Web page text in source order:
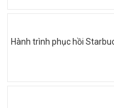
Hành trình phục hồi